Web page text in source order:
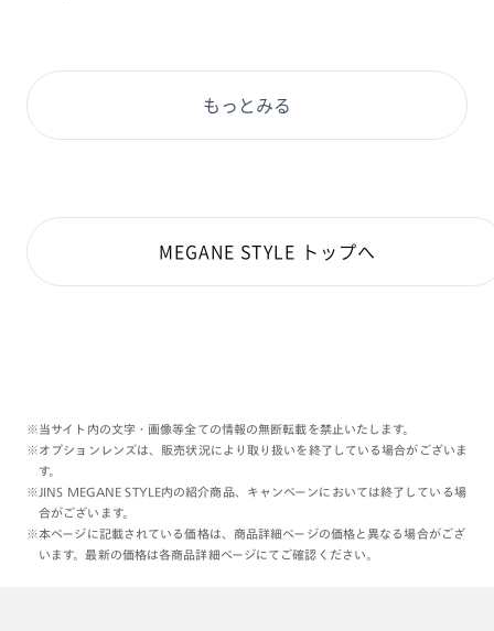
もっとみる
MEGANE STYLE トップへ
※当サイト内の文字・画像等全ての情報の無断転載を禁止いたします。
※オプションレンズは、販売状況により取り扱いを終了している場合がございま
す。
※JINS MEGANE STYLE内の紹介商品、キャンペーンにおいては終了している場
合がございます。
※本ページに記載されている価格は、商品詳細ページの価格と異なる場合がござ
います。最新の価格は各商品詳細ページにてご確認ください。